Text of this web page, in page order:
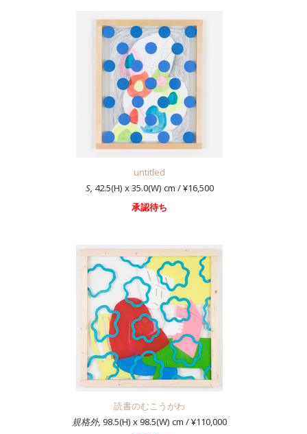
untitled
S, 42.5(H) x 35.0(W) cm / ¥16,500
承認待ち
読書のむこうがわ
規格外, 98.5(H) x 98.5(W) cm / ¥110,000